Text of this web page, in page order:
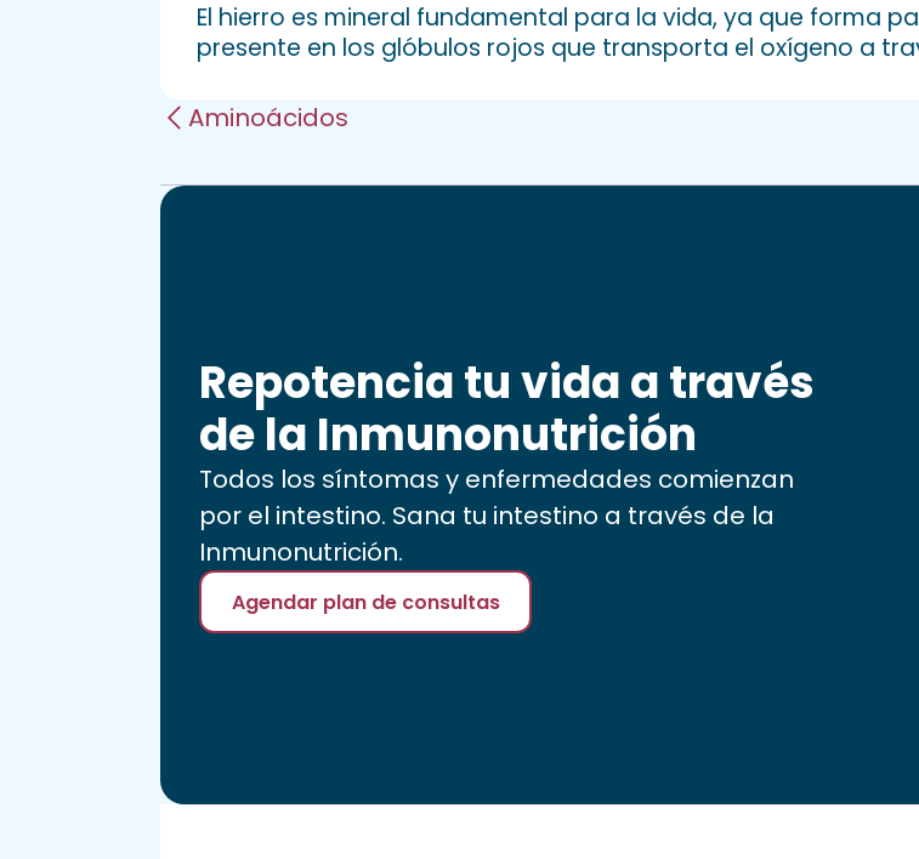
El hierro es mineral fundamental para la vida, ya que forma
presente en los glóbulos rojos que transporta el oxígeno a
Aminoácidos
Repotencia tu vida a través
de la Inmunonutrición
Todos los síntomas y enfermedades comienzan
por el intestino. Sana tu intestino a través de la
Inmunonutrición.
Agendar plan de consultas